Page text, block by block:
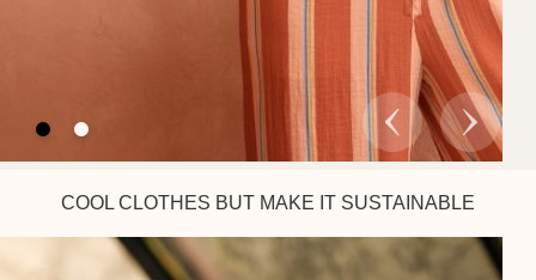
COOL CLOTHES BUT MAKE IT SUSTAINABLE